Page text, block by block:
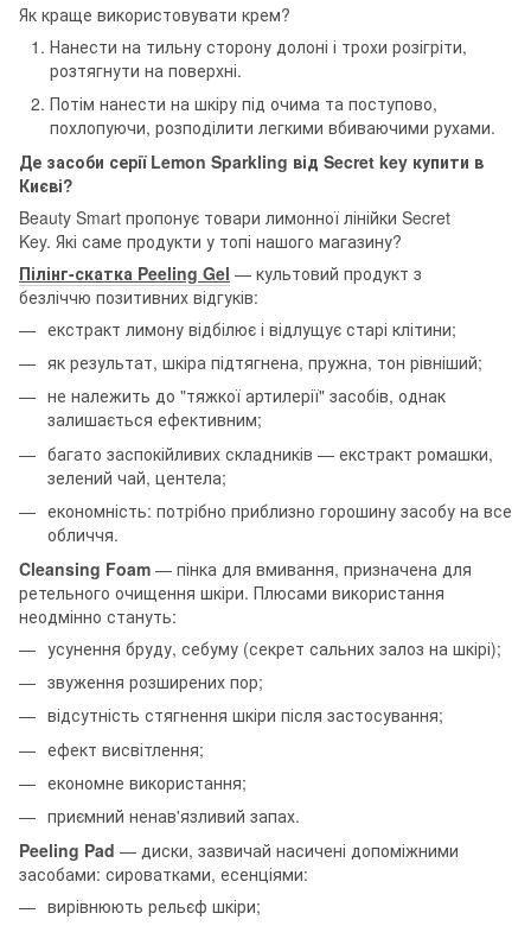
Як краще використовувати крем?
Нанести на тильну сторону долоні і трохи розігріти,
розтягнути на поверхні.
Потім нанести на шкіру під очима та поступово,
похлопуючи, розподілити легкими вбиваючими рухами.
Де засоби серії Lemon Sparkling від Secret key купити в
Києві?
Beauty Smart пропонує товари лимонної лінійки Secret
Key. Які саме продукти у топі нашого магазину?
Пілінг-скатка Peeling Gel — культовий продукт з
безліччю позитивних відгуків:
екстракт лимону відбілює і відлущує старі клітини;
як результат, шкіра підтягнена, пружна, тон рівніший;
не належить до "тяжкої артилерії" засобів, однак
залишається ефективним;
багато заспокійливих складників — екстракт ромашки,
зелений чай, центела;
економність: потрібно приблизно горошину засобу на все
обличчя.
Cleansing Foam — пінка для вмивання, призначена для
ретельного очищення шкіри. Плюсами використання
неодмінно стануть:
усунення бруду, себуму (секрет сальних залоз на шкірі);
звуження розширених пор;
відсутність стягнення шкіри після застосування;
ефект висвітлення;
економне використання;
приємний ненав'язливий запах.
Peeling Pad — диски, зазвичай насичені допоміжними
засобами: сироватками, есенціями:
вирівнюють рельєф шкіри;